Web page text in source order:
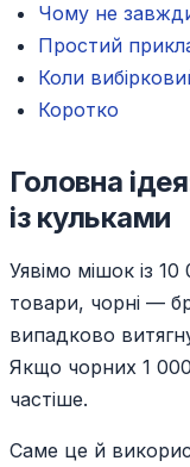
Чому не
Простий
Коли
Коротко
Головна
із кульками
Уявімо мішок із 10
товари, чорні —
випадково
Якщо чорних 1
частіше.
Саме це й